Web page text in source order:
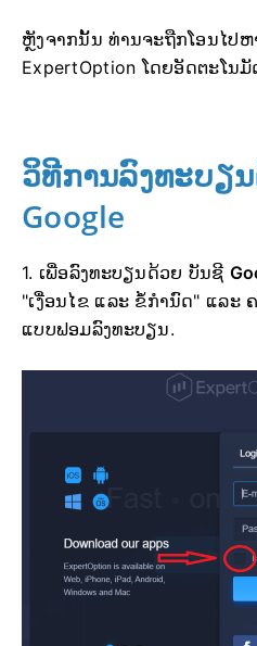
ຫຼັງຈາກນັ້ນ ທ່ານຈະຖືກໂອນໄປ
ExpertOption ໂດຍອັດຕະໂນມັ
ວິທີການລົງທະບຽ
Google
1. ເພື່ອລົງທະບຽນດ້ວຍ ບັນຊີ
"ເງື່ອນໄຂ ແລະ ຂໍ້ກຳນົດ" ແລະ
ແບບຟອມລົງທະບຽນ.